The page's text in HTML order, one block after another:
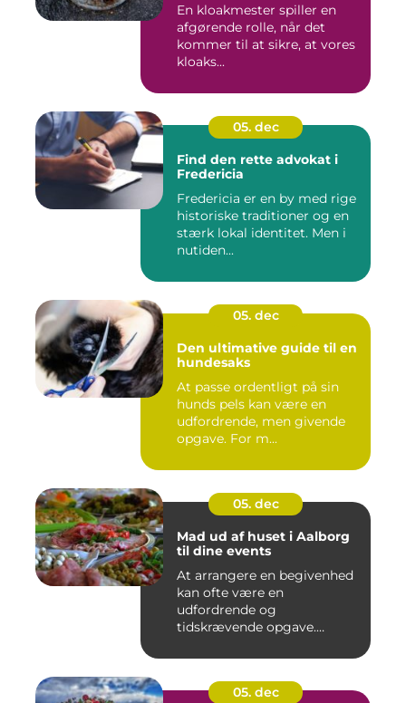
En kloakmester spiller en
afgørende rolle, når det
kommer til at sikre, at vores
kloaks...
05. dec
Find den rette advokat i
Fredericia
Fredericia er en by med rige
historiske traditioner og en
stærk lokal identitet. Men i
nutiden...
05. dec
Den ultimative guide til en
hundesaks
At passe ordentligt på sin
hunds pels kan være en
udfordrende, men givende
opgave. For m...
05. dec
Mad ud af huset i Aalborg
til dine events
At arrangere en begivenhed
kan ofte være en
udfordrende og
tidskrævende opgave.
05. dec